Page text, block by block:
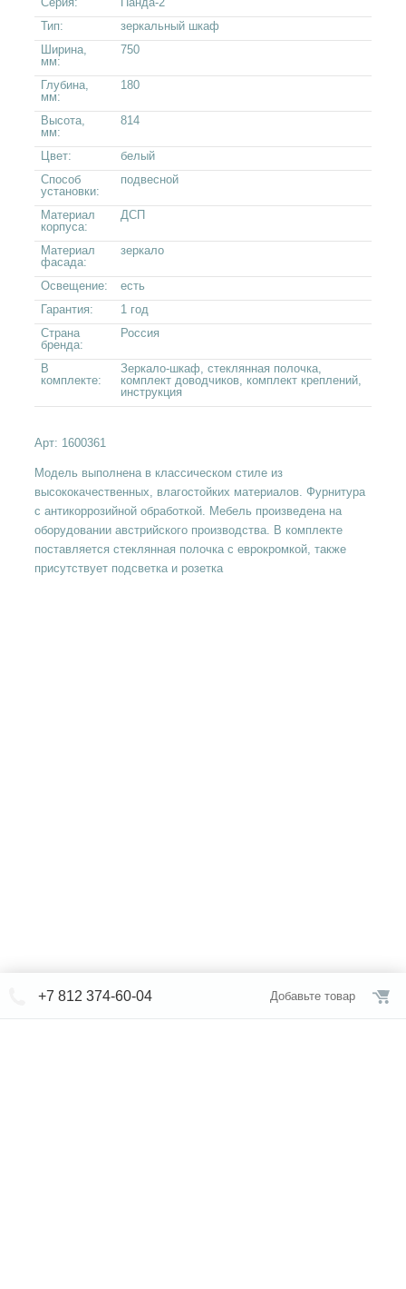
Тип:
зеркальный шкаф
Ширина,
мм:
750
Глубина,
мм:
180
Высота,
мм:
814
Цвет:
белый
Способ
установки:
подвесной
Материал
корпуса:
ДСП
Материал
фасада:
зеркало
Освещение:
есть
Гарантия:
1 год
Страна
бренда:
Россия
В
комплекте:
Зеркало-шкаф, стеклянная полочка,
комплект доводчиков, комплект креплений,
инструкция
Арт: 1600361
Модель выполнена в классическом стиле из
высококачественных, влагостойких материалов. Фурнитура
с антикоррозийной обработкой. Мебель произведена на
оборудовании австрийского производства. В комплекте
поставляется стеклянная полочка с еврокромкой, также
присутствует подсветка и розетка
+7 812 374-60-04 Добавьте товар